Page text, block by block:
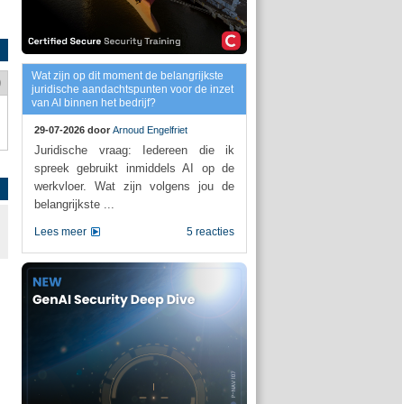
Wat zijn op dit moment de belangrijkste
juridische aandachtspunten voor de inzet
van AI binnen het bedrijf?
29-07-2026 door Arnoud Engelfriet
Juridische vraag: Iedereen die ik
spreek gebruikt inmiddels AI op de
werkvloer. Wat zijn volgens jou de
belangrijkste ...
5 reacties
Lees meer